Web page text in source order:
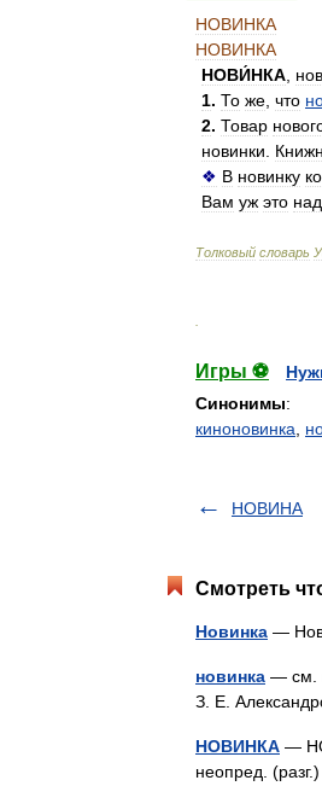
НОВИНКА
НОВИНКА
НОВИ́НКА
1. То же что
2. Товар
новинки
❖ В новинку
Вам уж это
Толковый словарь
Игры ⚽
Синонимы:
киноновинка
НОВИНА
Смотреть
Новинка —
новинка — см.
З. Е.
НОВИНКА —
неопред.